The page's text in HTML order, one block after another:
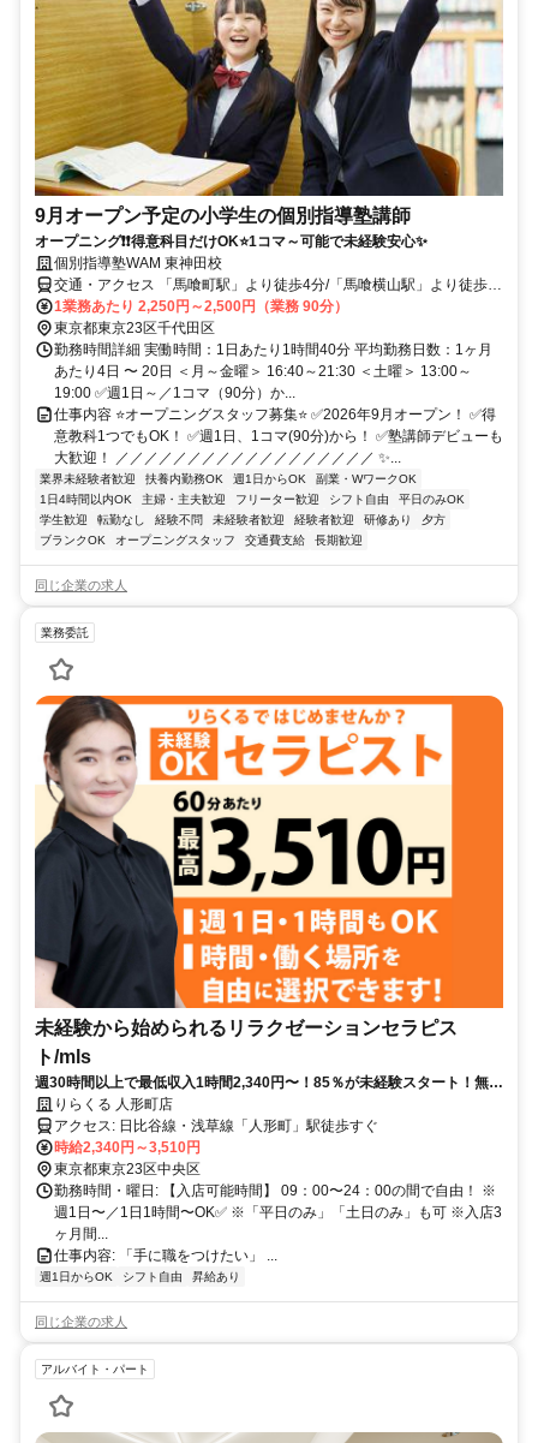
9月オープン予定の小学生の個別指導塾講師
オープニング❗❗得意科目だけOK⭐1コマ～可能で未経験安心✨
個別指導塾WAM 東神田校
交通・アクセス 「馬喰町駅」より徒歩4分/「馬喰横山駅」より徒歩5
分/「浅草橋駅」より徒歩6分
1業務あたり 2,250円～2,500円（業務 90分）
東京都東京23区千代田区
勤務時間詳細 実働時間：1日あたり1時間40分 平均勤務日数：1ヶ月
あたり4日 〜 20日 ＜月～金曜＞ 16:40～21:30 ＜土曜＞ 13:00～
19:00 ✅週1日～／1コマ（90分）か...
仕事内容 ⭐オープニングスタッフ募集⭐ ✅2026年9月オープン！ ✅得
意教科1つでもOK！ ✅週1日、1コマ(90分)から！ ✅塾講師デビューも
大歓迎！ ／／／／／／／／／／／／／／／／／／ ✨...
業界未経験者歓迎 扶養内勤務OK 週1日からOK
副業・WワークOK
1日4時間以内OK
主婦・主夫歓迎 フリーター歓迎 シフト自由
平日のみOK
学生歓迎
転勤なし 経験不問 未経験者歓迎 経験者歓迎 研修あり
夕方
ブランクOK
オープニングスタッフ 交通費支給 長期歓迎
同じ企業の求人
業務委託
未経験から始められるリラクゼーションセラピス
ト/mls
週30時間以上で最低収入1時間2,340円〜！85％が未経験スタート！無料
トレで一生モノの技術を習得✅好きな時間に収入を得られます⏰【東京
都中央区日本橋人形町】
りらくる 人形町店
アクセス: 日比谷線・浅草線「人形町」駅徒歩すぐ
時給2,340円～3,510円
東京都東京23区中央区
勤務時間・曜日: 【入店可能時間】 09：00〜24：00の間で自由！ ※
週1日〜／1日1時間〜OK✅ ※「平日のみ」「土日のみ」も可 ※入店3
ヶ月間...
仕事内容: 「手に職をつけたい」 ...
週1日からOK シフト自由 昇給あり
同じ企業の求人
アルバイト・パート